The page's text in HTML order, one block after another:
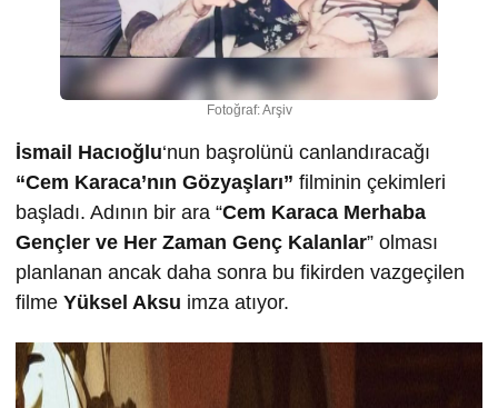
Fotoğraf: Arşiv
İsmail Hacıoğlu‘nun başrolünü canlandıracağı
“Cem Karaca’nın Gözyaşları” filminin çekimleri
başladı. Adının bir ara “Cem Karaca Merhaba
Gençler ve Her Zaman Genç Kalanlar” olması
planlanan ancak daha sonra bu fikirden vazgeçilen
filme Yüksel Aksu imza atıyor.